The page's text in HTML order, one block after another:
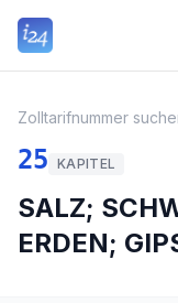
Zolltarifnummer
25 KAPITEL
SALZ;
ERDEN;